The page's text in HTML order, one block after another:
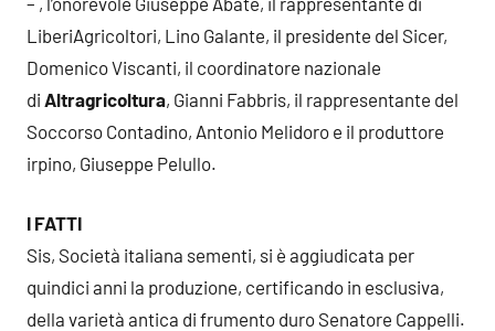
LiberiAgricoltori, Lino Galante, il presidente del Sicer,
Domenico Viscanti, il coordinatore nazionale
di Altragricoltura, Gianni Fabbris, il rappresentante del
Soccorso Contadino, Antonio Melidoro e il produttore
irpino, Giuseppe Pelullo.
I FATTI
Sis, Società italiana sementi, si è aggiudicata per
quindici anni la produzione, certificando in esclusiva,
della varietà antica di frumento duro Senatore Cappelli.